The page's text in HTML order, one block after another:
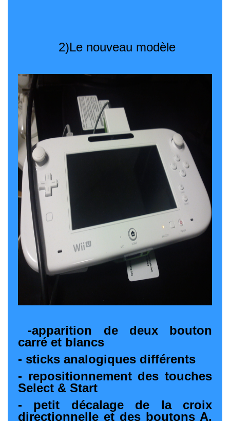
2)Le nouveau modèle
-apparition de deux bouton
carré et blancs
- sticks analogiques différents
- repositionnement des touches
Select & Start
- petit décalage de la croix
directionnelle et des boutons A,